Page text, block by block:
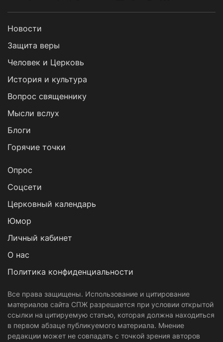
Новости
Защита веры
Человек и Церковь
История и культура
Вопрос священнику
Мысли вслух
Блоги
Горячие точки
Опрос
Cоцсети
Церковный календарь
Юмор
Личный кабинет
О нас
Политика конфиденциальности
Все права защищены. Использование и цитирование
материалов сайта СПЖ разрешается при условии открытой
ссылки на цитируемую статью, которая должна находиться
в первом абзаце публикуемого материала. Мнение
редакции может не совпадать с точкой зрения авторов